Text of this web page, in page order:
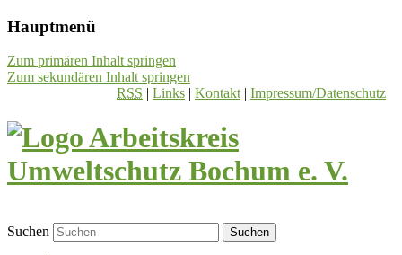
Hauptmenü
Zum primären Inhalt springen
Zum sekundären Inhalt springen
RSS | Links | Kontakt| Impressum/Datenschutz
Suchen